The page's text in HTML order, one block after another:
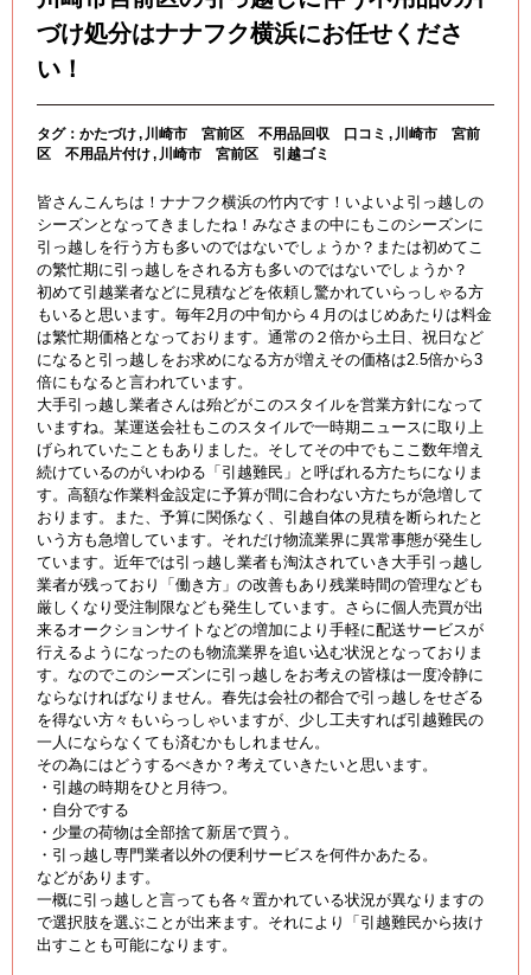
づけ処分はナナフク横浜にお任せくださ
い！
タグ： かたづけ 川崎市 宮前区 不用品回収 口コミ
川崎市 宮前
区 不用品片付け
川崎市 宮前区 引越ゴミ
皆さんこんちは！ナナフク横浜の竹内です！いよいよ引っ越しの
シーズンとなってきましたね！みなさまの中にもこのシーズンに
引っ越しを行う方も多いのではないでしょうか？または初めてこ
の繁忙期に引っ越しをされる方も多いのではないでしょうか？
初めて引越業者などに見積などを依頼し驚かれていらっしゃる方
もいると思います。毎年2月の中旬から４月のはじめあたりは料金
は繁忙期価格となっております。通常の２倍から土日、祝日など
になると引っ越しをお求めになる方が増えその価格は2.5倍から3
倍にもなると言われています。
大手引っ越し業者さんは殆どがこのスタイルを営業方針になって
いますね。某運送会社もこのスタイルで一時期ニュースに取り上
げられていたこともありました。そしてその中でもここ数年増え
続けているのがいわゆる「引越難民」と呼ばれる方たちになりま
す。高額な作業料金設定に予算が間に合わない方たちが急増して
おります。また、予算に関係なく、引越自体の見積を断られたと
いう方も急増しています。それだけ物流業界に異常事態が発生し
ています。近年では引っ越し業者も淘汰されていき大手引っ越し
業者が残っており「働き方」の改善もあり残業時間の管理なども
厳しくなり受注制限なども発生しています。さらに個人売買が出
来るオークションサイトなどの増加により手軽に配送サービスが
行えるようになったのも物流業界を追い込む状況となっておりま
す。なのでこのシーズンに引っ越しをお考えの皆様は一度冷静に
ならなければなりません。春先は会社の都合で引っ越しをせざる
を得ない方々もいらっしゃいますが、少し工夫すれば引越難民の
一人にならなくても済むかもしれません。
その為にはどうするべきか？考えていきたいと思います。
・引越の時期をひと月待つ。
・自分でする
・少量の荷物は全部捨て新居で買う。
・引っ越し専門業者以外の便利サービスを何件かあたる。
などがあります。
一概に引っ越しと言っても各々置かれている状況が異なりますの
で選択肢を選ぶことが出来ます。それにより「引越難民から抜け
出すことも可能になります。